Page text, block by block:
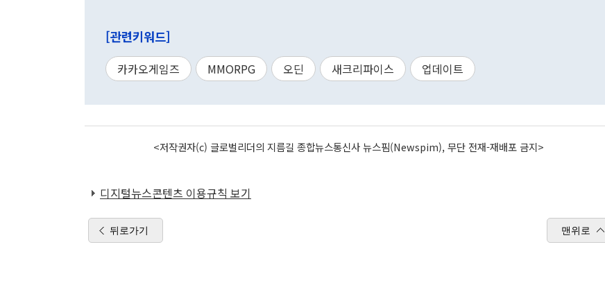
[관련키워드]
카카오게임즈 MMORPG 오딘 새크리파이스 업데이트
<저작권자(c) 글로벌리더의 지름길 종합뉴스통신사 뉴스핌(Newspim), 무단 전재-재배포 금지>
디지털뉴스콘텐츠 이용규칙 보기
뒤로가기 맨위로